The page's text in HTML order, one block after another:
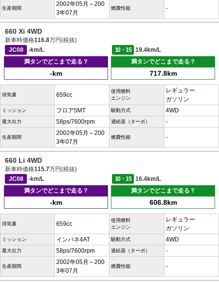
生産期間
2002年05月～200
3年07月
燃費性能 -
660 Xi 4WD
新車時価格116.8万円(税抜)
JC08
-km/L 10・15
19.4km/L
満タンでどこまで走る？
-km
満タンでどこまで走る？
717.8km
排気量 659cc
使用燃料
エンジン
レギュラー
ガソリン
ミッション フロア5MT 駆動方式 4WD
最大出力 58ps/7600rpm 過給器（ターボ） -
生産期間
2002年05月～200
3年07月
燃費性能 -
660 Li 4WD
新車時価格115.7万円(税抜)
JC08
-km/L 10・15
16.4km/L
満タンでどこまで走る？
-km
満タンでどこまで走る？
606.8km
排気量 659cc
使用燃料
エンジン
レギュラー
ガソリン
ミッション インパネ4AT 駆動方式 4WD
最大出力 58ps/7600rpm 過給器（ターボ） -
生産期間
2002年05月～200
3年07月
燃費性能 -